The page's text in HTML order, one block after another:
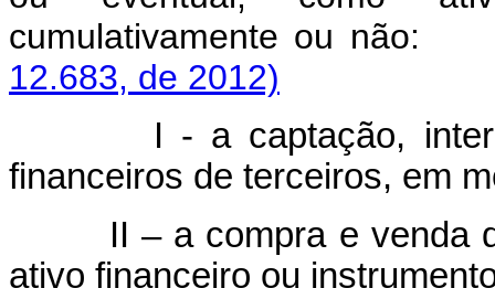
cumulativamente
12.683, de 2012)
I - a captação,
financeiros de terceiros, em
II – a compra e venda de
ativo financeiro ou